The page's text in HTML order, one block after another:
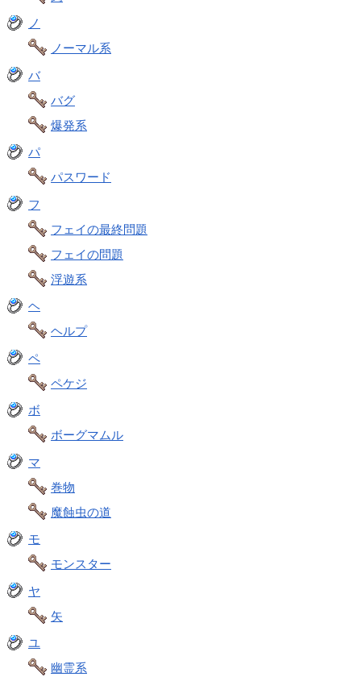
ノ
ノーマル系
バ
バグ
爆発系
パ
パスワード
フ
フェイの最終問題
フェイの問題
浮遊系
ヘ
ヘルプ
ペ
ペケジ
ボ
ボーグマムル
マ
巻物
魔蝕虫の道
モ
モンスター
ヤ
矢
ユ
幽霊系